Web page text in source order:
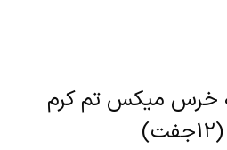
خرس میکس تم کرم